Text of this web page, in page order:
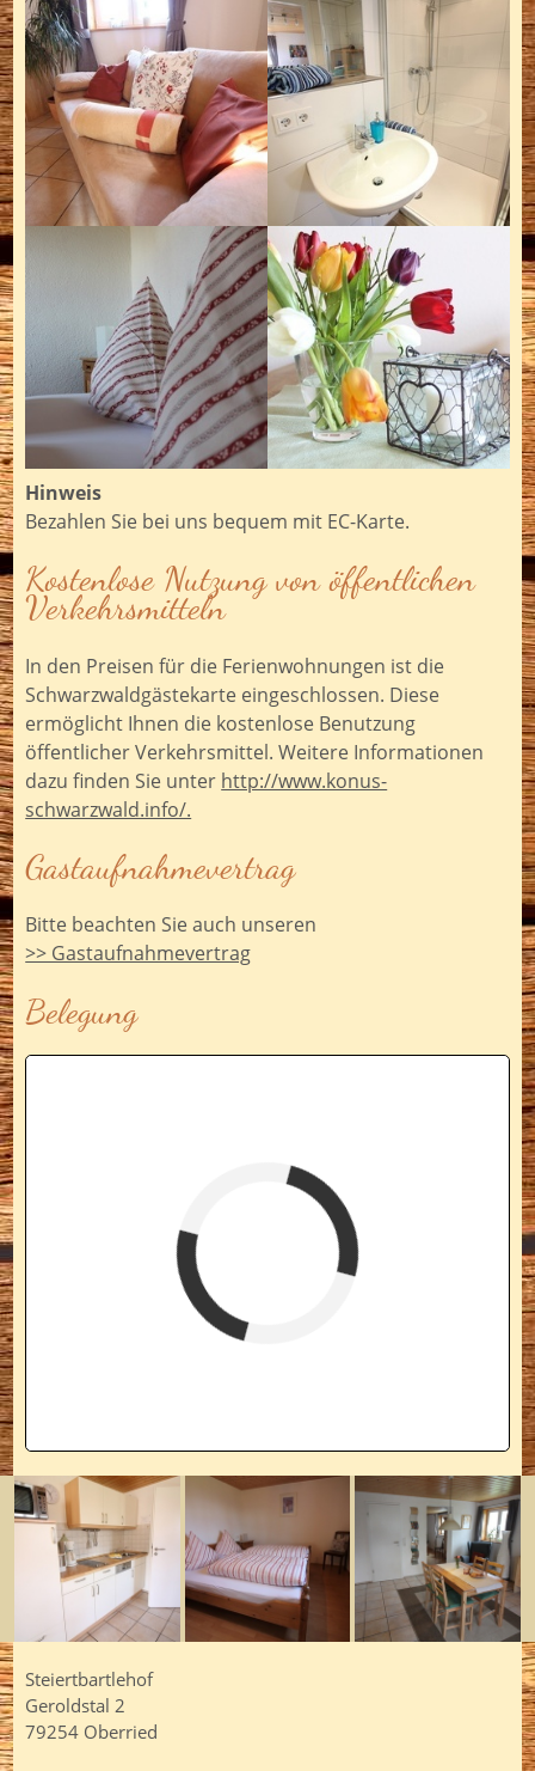
Hinweis
Bezahlen Sie bei uns bequem mit EC-Karte.
Kostenlose Nutzung von öffentlichen
Verkehrsmitteln
In den Preisen für die Ferienwohnungen ist die
Schwarzwaldgästekarte eingeschlossen. Diese
ermöglicht Ihnen die kostenlose Benutzung
öffentlicher Verkehrsmittel. Weitere Informationen
dazu finden Sie unter http://www.konus-
schwarzwald.info/.
Gastaufnahmevertrag
Bitte beachten Sie auch unseren
>> Gastaufnahmevertrag
Belegung
verfügbar (Anreise)
belegt
Steiertbartlehof
Geroldstal 2
79254 Oberried